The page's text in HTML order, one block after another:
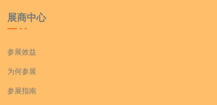
展商中心
参展效益
为何参展
参展指南